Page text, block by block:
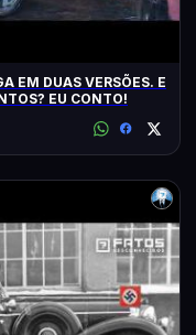
EM DUAS VERSÕES. E
EU CONTO!